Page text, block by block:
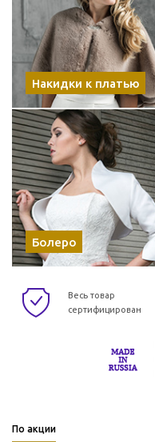
Накидки к платью
Болеро
Весь товар
сертифицирован
По акции